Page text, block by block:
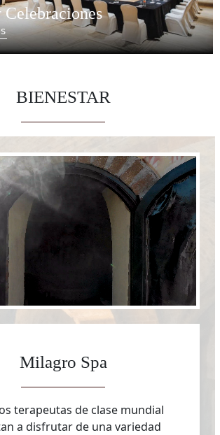
Celebraciones
BIENESTAR
Milagro Spa
terapeutas de clase mundial
a disfrutar de una variedad